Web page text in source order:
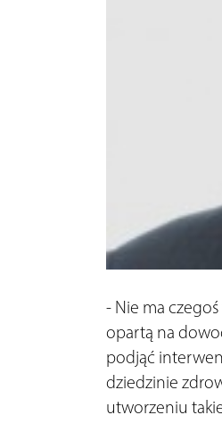
- Nie ma
opartą na
podjąć
dziedzinie
utworzeniu